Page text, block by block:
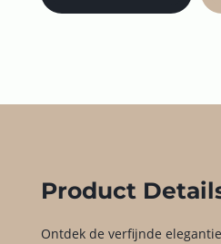
Product
Ontdek de verfijnde